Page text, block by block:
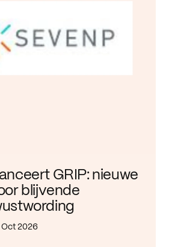
GRIP: nieuwe
blijvende
Oct 2026